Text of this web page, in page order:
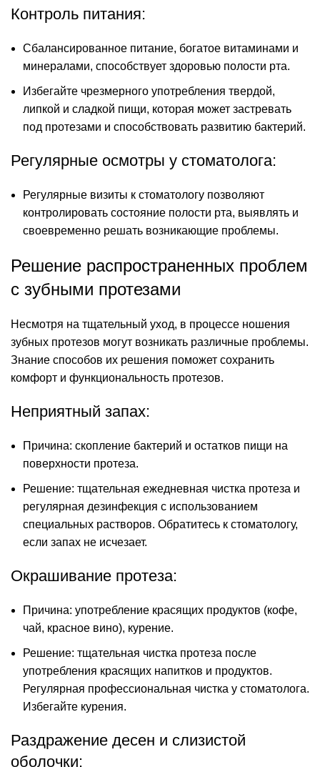
Контроль питания:
Сбалансированное питание, богатое витаминами и
минералами, способствует здоровью полости рта.
Избегайте чрезмерного употребления твердой,
липкой и сладкой пищи, которая может застревать
под протезами и способствовать развитию бактерий.
Регулярные осмотры у стоматолога:
Регулярные визиты к стоматологу позволяют
контролировать состояние полости рта, выявлять и
своевременно решать возникающие проблемы.
Решение распространенных проблем
с зубными протезами
Несмотря на тщательный уход, в процессе ношения
зубных протезов могут возникать различные проблемы.
Знание способов их решения поможет сохранить
комфорт и функциональность протезов.
Неприятный запах:
Причина: скопление бактерий и остатков пищи на
поверхности протеза.
Решение: тщательная ежедневная чистка протеза и
регулярная дезинфекция с использованием
специальных растворов. Обратитесь к стоматологу,
если запах не исчезает.
Окрашивание протеза:
Причина: употребление красящих продуктов (кофе,
чай, красное вино), курение.
Решение: тщательная чистка протеза после
употребления красящих напитков и продуктов.
Регулярная профессиональная чистка у стоматолога.
Избегайте курения.
Раздражение десен и слизистой
оболочки: